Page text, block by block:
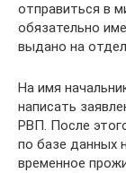
отправиться в
обязательно
выдано на
На имя
написать
РВП. После
по базе данных
временное